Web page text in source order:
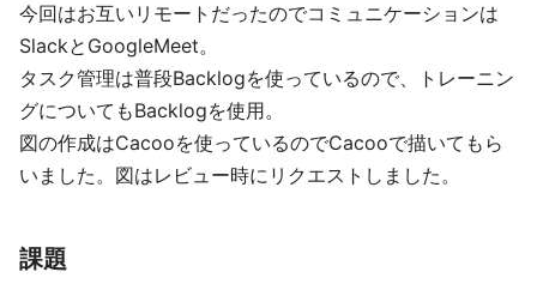
今回はお互いリモートだったのでコミュニケーションは
SlackとGoogleMeet。
タスク管理は普段Backlogを使っているので、トレーニン
グについてもBacklogを使用。
図の作成はCacooを使っているのでCacooで描いてもら
いました。図はレビュー時にリクエストしました。
課題